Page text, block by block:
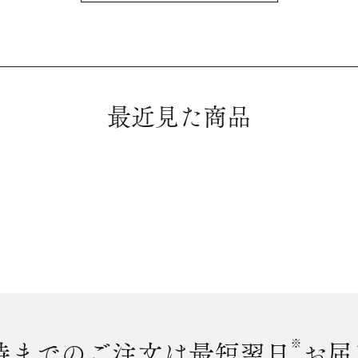
最近見た商品
※